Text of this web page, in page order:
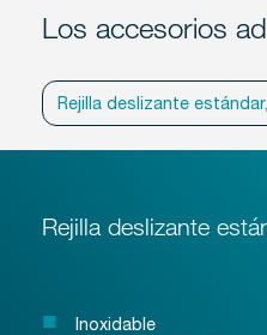
Los accesorios
Rejilla deslizante
Rejilla deslizante
Inoxidable